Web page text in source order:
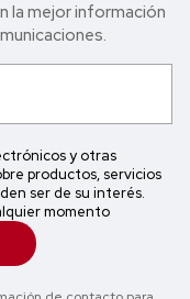
mejor in formación
y otras
productos, servicios
ser de su interés.
momento